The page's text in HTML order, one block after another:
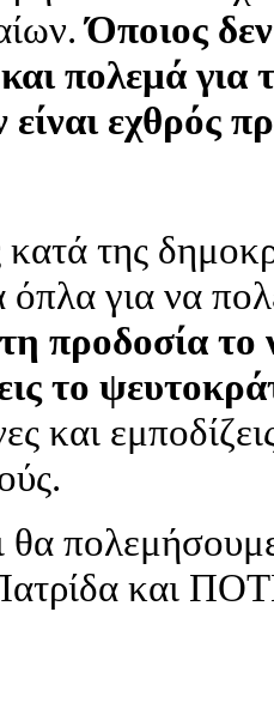
Όποιος
πολεμά για
εχθρός
κατά της
όπλα για να
προδοσία το
το
και
θα
και